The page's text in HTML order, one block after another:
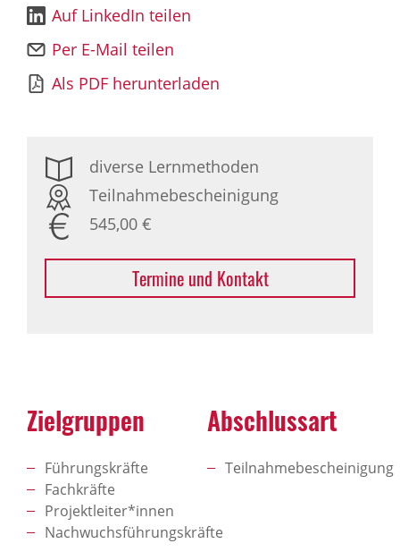
Auf LinkedIn teilen
Per E-Mail teilen
Als PDF herunterladen
diverse Lernmethoden
Teilnahmebescheinigung
545,00 €
Termine und Kontakt
Zielgruppen
Führungskräfte
Fachkräfte
Projektleiter*innen
Nachwuchsführungskräfte
Abschlussart
Teilnahmebescheinigung